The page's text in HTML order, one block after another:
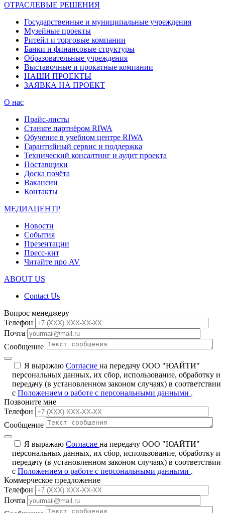
ОТРАСЛЕВЫЕ РЕШЕНИЯ
Государственные и муниципальные учреждения
Музейные проекты
Ритейл и торговые компании
Банки и финансовые структуры
Образовательные учреждения
Выставочные и прокатные компании
НАШИ ПРОЕКТЫ
ЗАЯВКА НА ПРОЕКТ
О нас
Прайс-листы
Станьте партнёром RIWA
Обучение в учебном центре RIWA
Гарантийный сервис и поддержка
Технический консалтинг и аудит проекта
Поставщики
Доска почёта
Вакансии
Контакты
МЕДИАЦЕНТР
Новости
События
Презентации
Пресс-кит
Читайте про AV
ABOUT US
Contact Us
Вопрос менеджеру
Телефон
Почта
Сообщение
Я выражаю Согласие на передачу ООО "ЮАЙТИ"
персональных данных, их сбор, использование, обработку и
передачу (в установленном законом случаях) в соответствии
с Положением о работе с персональными данными .
Позвоните мне
Телефон
Сообщение
Я выражаю Согласие на передачу ООО "ЮАЙТИ"
персональных данных, их сбор, использование, обработку и
передачу (в установленном законом случаях) в соответствии
с Положением о работе с персональными данными .
Коммерческое предложение
Телефон
Почта